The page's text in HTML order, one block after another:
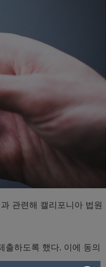
관련해 캘리포니아 법원
출하도록 했다. 이에 동의